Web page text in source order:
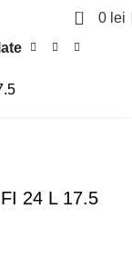
0 0 lei
24 L 17.5